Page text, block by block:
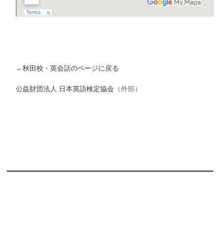
←秋田校・英会話のページに戻る
公益財団法人 日本英語検定協会 （外部）